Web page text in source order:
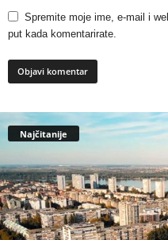
Spremite moje ime, e-mail i
put kada komentarirate.
Najčitanije